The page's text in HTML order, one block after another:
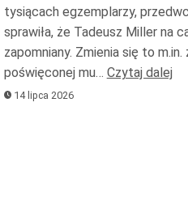
tysiącach egzemplarzy,
sprawiła, że Tadeusz Miller na
zapomniany. Zmienia się to m.in.
poświęconej mu… Czytaj dalej
14 lipca 2026